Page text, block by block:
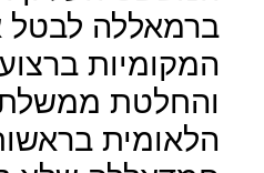
ברמאללה לבטל
המקומיות
והחלטת
הלאומית